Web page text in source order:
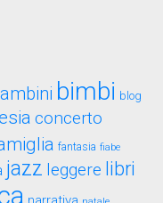
bimbi blog
concerto
fantasia fiabe
jazz leggere libri